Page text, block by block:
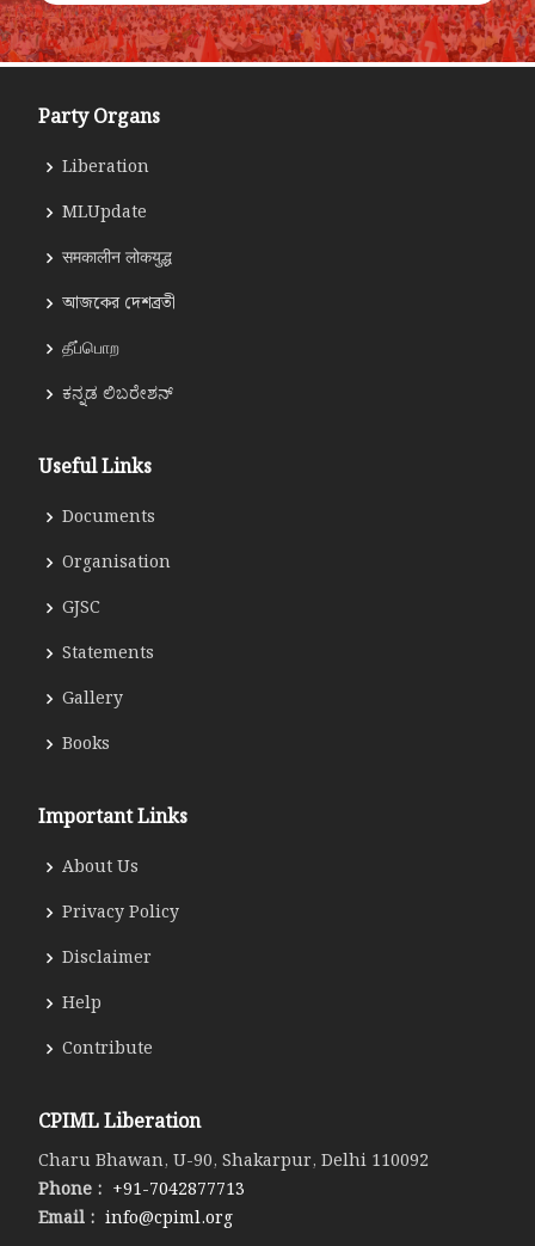
Party Organs
Liberation
MLUpdate
समकालीन लोकयुद्ध
আজকের দেশব্রতী
தீப்பொற
ಕನ್ನಡ ಲಿಬರೇಶನ್
Useful Links
Documents
Organisation
GJSC
Statements
Gallery
Books
Important Links
About Us
Privacy Policy
Disclaimer
Help
Contribute
CPIML Liberation
Charu Bhawan, U-90, Shakarpur, Delhi 110092
Phone : +91-7042877713
Email : info@cpiml.org